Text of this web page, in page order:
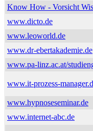
Know How - Vorsicht
www.dicto.de
www.leoworld.de
www.dr-ebertakademie.de
www.pa-linz.ac.at/
www.it-prozess-
www.hypnoseseminar.de
www.internet-abc.de